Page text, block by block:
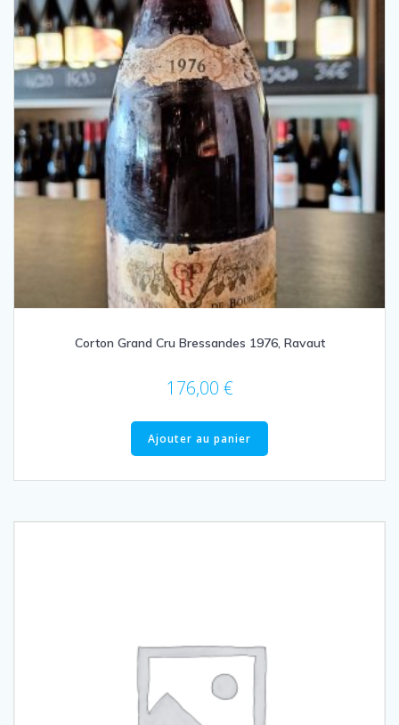
Corton Grand Cru Bressandes 1976, Ravaut
176,00 €
Ajouter au panier